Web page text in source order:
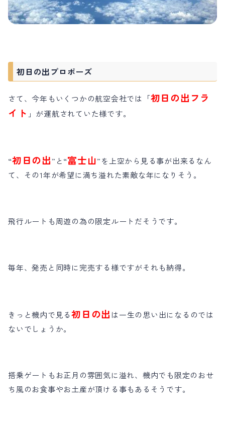
初日の出プロポーズ
さて、今年もいくつかの航空会社では「初日の出フラ
イト 」が運航されていた様です。
“初日の出”と“富士山”を上空から見る事が出来るなん
て、その1年が希望に満ち溢れた素敵な年になりそう。
飛行ルートも周遊の為の限定ルートだそうです。
毎年、発売と同時に完売する様ですがそれも納得。
きっと機内で見る初日の出 は一生の思い出になるのでは
ないでしょうか。
搭乗ゲートもお正月の雰囲気に溢れ、機内でも限定のおせ
ち風のお食事やお土産が頂ける事もあるそうです。